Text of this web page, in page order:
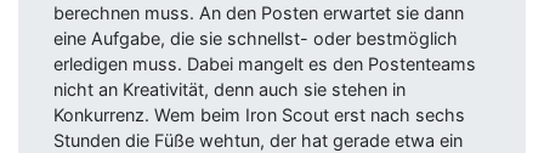
berechnen muss. An den Posten erwartet sie dann
eine Aufgabe, die sie schnellst- oder bestmöglich
erledigen muss. Dabei mangelt es den Postenteams
nicht an Kreativität, denn auch sie stehen in
Konkurrenz. Wem beim Iron Scout erst nach sechs
Stunden die Füße wehtun, der hat gerade etwa ein